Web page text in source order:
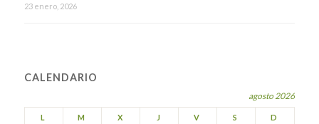
23 enero, 2026
CALENDARIO
agosto 2026
L M X J V S D